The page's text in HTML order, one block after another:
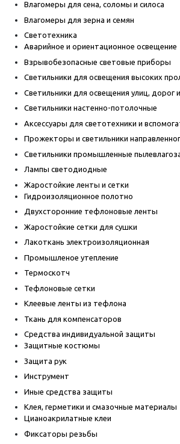
Влагомеры для сена, соломы и силоса
Влагомеры для зерна и семян
Светотехника
Аварийное и ориентационное освещение
Взрывобезопасные световые приборы
Светильники для освещения высоких
Светильники для освещения улиц, дорог
Светильники настенно-потолочные
Аксессуары для светотехники и
Прожекторы и светильники
Светильники промышленные
Лампы светодиодные
Жаростойкие ленты и сетки
Гидроизоляционное полотно
Двухсторонние тефлоновые ленты
Жаростойкие сетки для сушки
Лакоткань электроизоляционная
Промышленое утепление
Термоскотч
Тефлоновые сетки
Клеевые ленты из тефлона
Ткань для компенсаторов
Средства индивидуальной защиты
Защитные костюмы
Защита рук
Инструмент
Иные средства защиты
Клея, герметики и смазочные материалы
Цианоакрилатные клеи
Фиксаторы резьбы